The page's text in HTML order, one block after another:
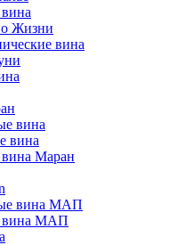
Жизни
вина
вина
вина
Маран
вина МАП
вина МАП